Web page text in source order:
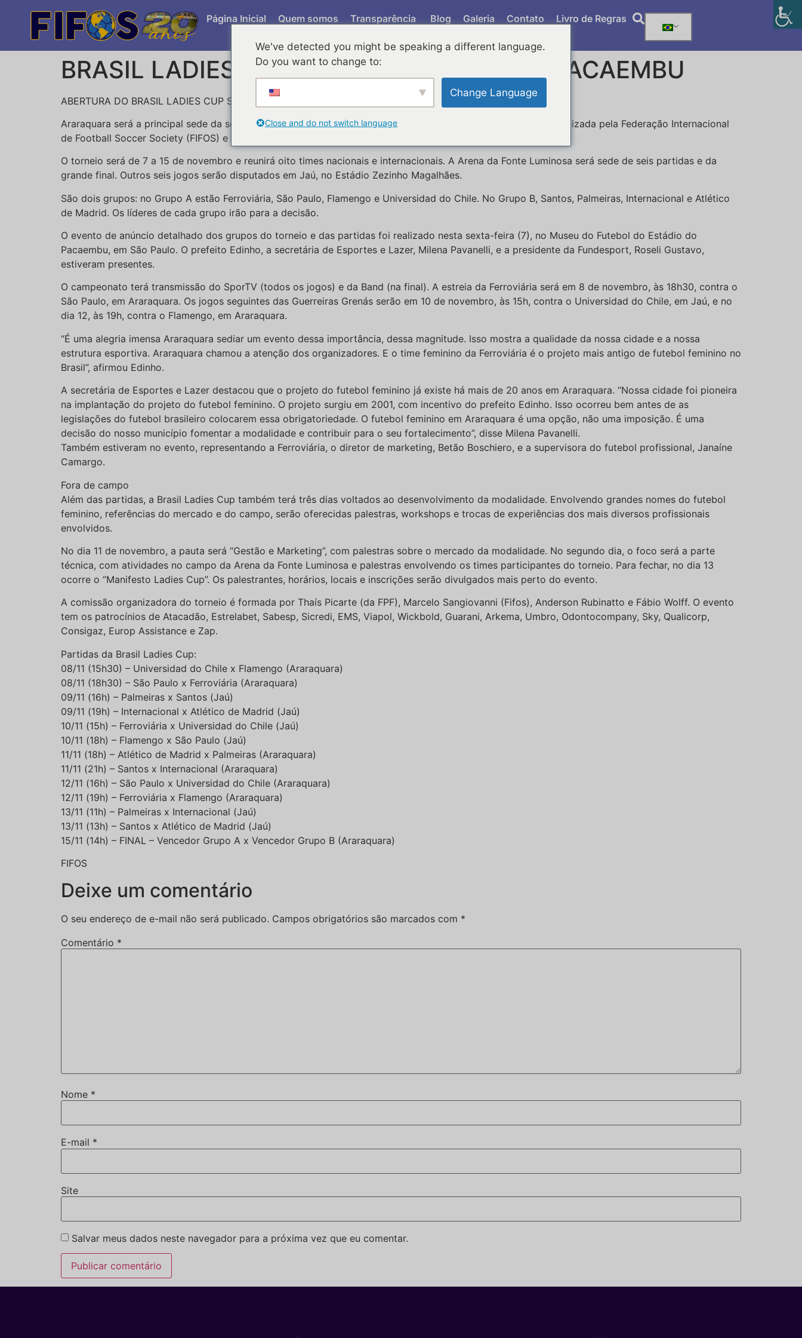
Página Inicial Quem somos Transparência Blog Galeria Contato Livro de Regras
BRASIL LADIES CUP 2 EDIÇÃO ABERTURA PACAEMBU
ABERTURA DO BRASIL LADIES CUP SEGUNDA EDIÇÃO ABERTURA PACAEMBU
Araraquara será a principal sede da segunda edição da Brasil Ladies Cup, competição de futebol feminino organizada pela Federação Internacional
de Football Soccer Society (FIFOS) e pela Federação Paulista de Futebol (FPF), com apoio da Prefeitura.
O torneio será de 7 a 15 de novembro e reunirá oito times nacionais e internacionais. A Arena da Fonte Luminosa será sede de seis partidas e da
grande final. Outros seis jogos serão disputados em Jaú, no Estádio Zezinho Magalhães.
São dois grupos: no Grupo A estão Ferroviária, São Paulo, Flamengo e Universidad do Chile. No Grupo B, Santos, Palmeiras, Internacional e Atlético
de Madrid. Os líderes de cada grupo irão para a decisão.
O evento de anúncio detalhado dos grupos do torneio e das partidas foi realizado nesta sexta-feira (7), no Museu do Futebol do Estádio do
Pacaembu, em São Paulo. O prefeito Edinho, a secretária de Esportes e Lazer, Milena Pavanelli, e a presidente da Fundesport, Roseli Gustavo,
estiveram presentes.
O campeonato terá transmissão do SporTV (todos os jogos) e da Band (na final). A estreia da Ferroviária será em 8 de novembro, às 18h30, contra o
São Paulo, em Araraquara. Os jogos seguintes das Guerreiras Grenás serão em 10 de novembro, às 15h, contra o Universidad do Chile, em Jaú, e no
dia 12, às 19h, contra o Flamengo, em Araraquara.
“É uma alegria imensa Araraquara sediar um evento dessa importância, dessa magnitude. Isso mostra a qualidade da nossa cidade e a nossa
estrutura esportiva. Araraquara chamou a atenção dos organizadores. E o time feminino da Ferroviária é o projeto mais antigo de futebol feminino no
Brasil”, afirmou Edinho.
A secretária de Esportes e Lazer destacou que o projeto do futebol feminino já existe há mais de 20 anos em Araraquara. “Nossa cidade foi pioneira
na implantação do projeto do futebol feminino. O projeto surgiu em 2001, com incentivo do prefeito Edinho. Isso ocorreu bem antes de as
legislações do futebol brasileiro colocarem essa obrigatoriedade. O futebol feminino em Araraquara é uma opção, não uma imposição. É uma
decisão do nosso município fomentar a modalidade e contribuir para o seu fortalecimento”, disse Milena Pavanelli.
Também estiveram no evento, representando a Ferroviária, o diretor de marketing, Betão Boschiero, e a supervisora do futebol profissional, Janaíne
Camargo.
Fora de campo
Além das partidas, a Brasil Ladies Cup também terá três dias voltados ao desenvolvimento da modalidade. Envolvendo grandes nomes do futebol
feminino, referências do mercado e do campo, serão oferecidas palestras, workshops e trocas de experiências dos mais diversos profissionais
envolvidos.
No dia 11 de novembro, a pauta será “Gestão e Marketing”, com palestras sobre o mercado da modalidade. No segundo dia, o foco será a parte
técnica, com atividades no campo da Arena da Fonte Luminosa e palestras envolvendo os times participantes do torneio. Para fechar, no dia 13
ocorre o “Manifesto Ladies Cup”. Os palestrantes, horários, locais e inscrições serão divulgados mais perto do evento.
A comissão organizadora do torneio é formada por Thaís Picarte (da FPF), Marcelo Sangiovanni (Fifos), Anderson Rubinatto e Fábio Wolff. O evento
tem os patrocínios de Atacadão, Estrelabet, Sabesp, Sicredi, EMS, Viapol, Wickbold, Guarani, Arkema, Umbro, Odontocompany, Sky, Qualicorp,
Consigaz, Europ Assistance e Zap.
Partidas da Brasil Ladies Cup:
08/11 (15h30) – Universidad do Chile x Flamengo (Araraquara)
08/11 (18h30) – São Paulo x Ferroviária (Araraquara)
09/11 (16h) – Palmeiras x Santos (Jaú)
09/11 (19h) – Internacional x Atlético de Madrid (Jaú)
10/11 (15h) – Ferroviária x Universidad do Chile (Jaú)
10/11 (18h) – Flamengo x São Paulo (Jaú)
11/11 (18h) – Atlético de Madrid x Palmeiras (Araraquara)
11/11 (21h) – Santos x Internacional (Araraquara)
12/11 (16h) – São Paulo x Universidad do Chile (Araraquara)
12/11 (19h) – Ferroviária x Flamengo (Araraquara)
13/11 (11h) – Palmeiras x Internacional (Jaú)
13/11 (13h) – Santos x Atlético de Madrid (Jaú)
15/11 (14h) – FINAL – Vencedor Grupo A x Vencedor Grupo B (Araraquara)
FIFOS
Deixe um comentário
O seu endereço de e-mail não será publicado. Campos obrigatórios são marcados com *
Comentário *
Nome *
E-mail *
Site
Salvar meus dados neste navegador para a próxima vez que eu comentar.
We've detected you might be speaking a different language.
Do you want to change to:
Change Language
Close and do not switch language